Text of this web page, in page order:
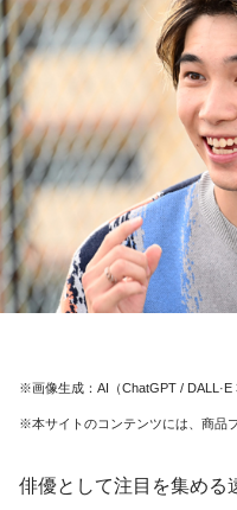
※画像生成：AI（ChatGPT / DALL·E
※本サイトのコンテンツには、商品
俳優として注目を集める